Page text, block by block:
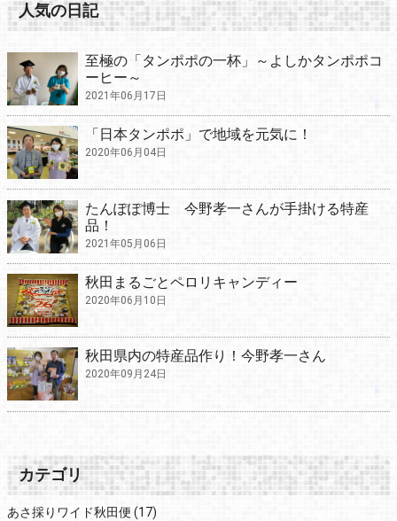
人気の日記
至極の「タンポポの一杯」～よしかタンポポコ
ーヒー～
2021年06月17日
「日本タンポポ」で地域を元気に！
2020年06月04日
たんぽぽ博士 今野孝一さんが手掛ける特産
品！
2021年05月06日
秋田まるごとペロリキャンディー
2020年06月10日
秋田県内の特産品作り！今野孝一さん
2020年09月24日
カテゴリ
あさ採りワイド秋田便 (17)